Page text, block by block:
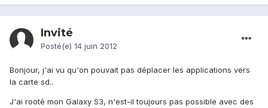
Invité
Posté(e) 14 juin 2012
Bonjour, j'ai vu qu'on pouvait pas déplacer les applications vers
la carte sd..
J'ai rooté mon Galaxy S3, n'est-il toujours pas possible avec des